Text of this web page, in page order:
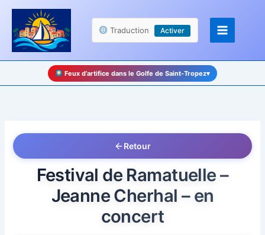
Panneau de gestion des cookies
Aller
contenu
Traduction Activer
Feux d’artifice dans le Golfe de Saint-Tropez▾
Retour
Festival de Ramatuelle –
Jeanne Cherhal – en
concert